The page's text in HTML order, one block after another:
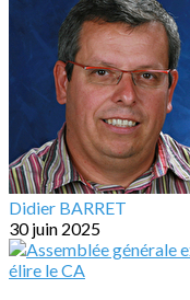
Didier BARRET
30 juin 2025